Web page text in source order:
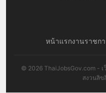
หน้าแรกงานราชก
© 2026 ThaiJobsGov.com - เ
สงวนลิ